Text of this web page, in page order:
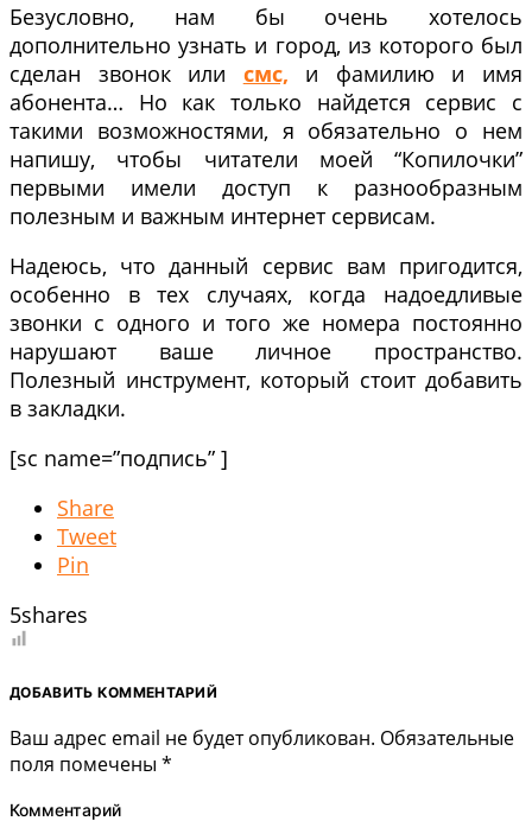
Безусловно, нам бы очень хотелось
дополнительно узнать и город, из которого был
сделан звонок или смс, и фамилию и имя
абонента… Но как только найдется сервис с
такими возможностями, я обязательно о нем
напишу, чтобы читатели моей “Копилочки”
первыми имели доступ к разнообразным
полезным и важным интернет сервисам.
Надеюсь, что данный сервис вам пригодится,
особенно в тех случаях, когда надоедливые
звонки с одного и того же номера постоянно
нарушают ваше личное пространство.
Полезный инструмент, который стоит добавить
в закладки.
[sc name=”подпись” ]
Share
Tweet
Pin
5shares
ДОБАВИТЬ КОММЕНТАРИЙ
Ваш адрес email не будет опубликован. Обязательные
поля помечены *
Комментарий